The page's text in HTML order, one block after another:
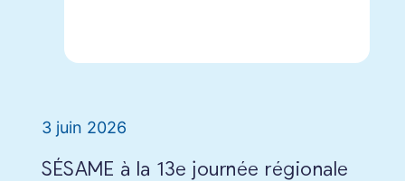
3 juin 2026
SÉSAME à la 13e journée régionale